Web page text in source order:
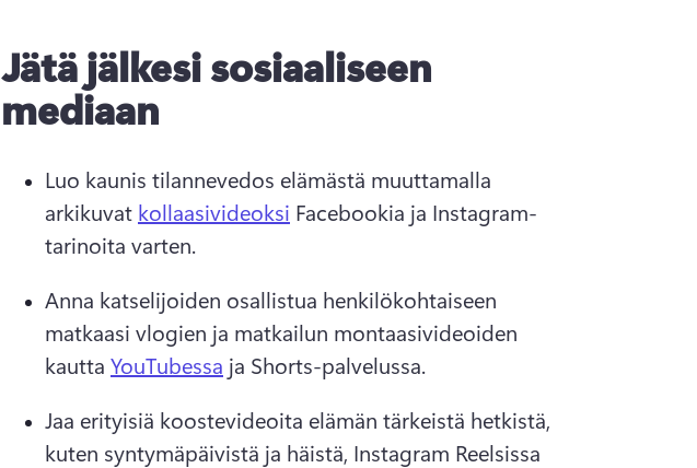
Jätä jälkesi sosiaaliseen
mediaan
Luo kaunis tilannevedos elämästä muuttamalla
arkikuvat kollaasivideoksi Facebookia ja Instagram-
tarinoita varten.
Anna katselijoiden osallistua henkilökohtaiseen
matkaasi vlogien ja matkailun montaasivideoiden
kautta YouTubessa ja Shorts-palvelussa.
Jaa erityisiä koostevideoita elämän tärkeistä hetkistä,
kuten syntymäpäivistä ja häistä, Instagram Reelsissa